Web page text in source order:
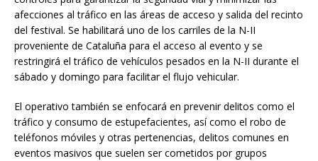
afecciones al tráfico en las áreas de acceso y salida del recinto
del festival. Se habilitará uno de los carriles de la N-II
proveniente de Cataluña para el acceso al evento y se
restringirá el tráfico de vehículos pesados en la N-II durante el
sábado y domingo para facilitar el flujo vehicular.
El operativo también se enfocará en prevenir delitos como el
tráfico y consumo de estupefacientes, así como el robo de
teléfonos móviles y otras pertenencias, delitos comunes en
eventos masivos que suelen ser cometidos por grupos